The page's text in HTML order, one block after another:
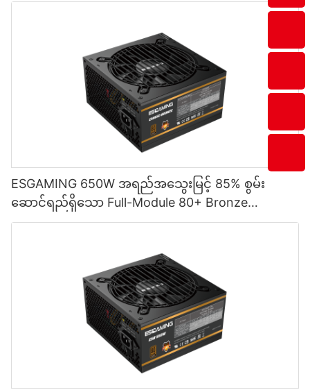
ESGAMING 650W အရည်အသွေးမြင့် 85% စွမ်း
ဆောင်ရည်ရှိသော Full-Module 80+ Bronze
Desktop PC Power Supply ထောက်ပံ့မှု ESB650W